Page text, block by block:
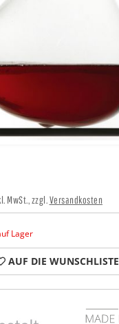
MwSt., zzgl.Versandkosten
Lager
AUF DIE WUNSCHLISTE